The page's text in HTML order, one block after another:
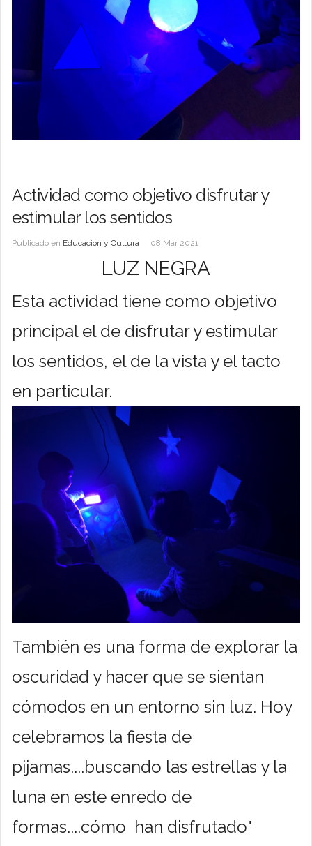
Actividad como objetivo disfrutar y
estimular los sentidos
Publicado en Educacion y Cultura 08 Mar 2021
LUZ NEGRA
Esta actividad tiene como objetivo
principal el de disfrutar y estimular
los sentidos, el de la vista y el tacto
en particular.
También es una forma de explorar la
oscuridad y hacer que se sientan
cómodos en un entorno sin luz. Hoy
celebramos la fiesta de
pijamas....buscando las estrellas y la
luna en este enredo de
formas....cómo han disfrutado"